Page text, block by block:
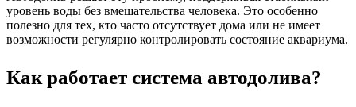
уровень воды без вмешательства человека. Это особенно
полезно для тех, кто часто отсутствует дома или не имеет
возможности регулярно контролировать состояние аквариума.
Как работает система автодолива?